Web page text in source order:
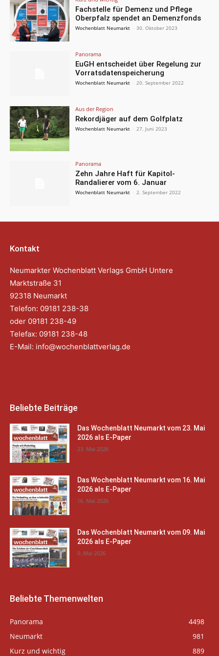
Fachstelle für Demenz und Pflege
Oberpfalz spendet an Demenzfonds
Wochenblatt Neumarkt - 30. Oktober 2023
Panorama
EuGH entscheidet über Regelung zur
Vorratsdatenspeicherung
Wochenblatt Neumarkt - 20. September 2022
Aus der Region
Rekordjäger auf dem Golfplatz
Wochenblatt Neumarkt - 27. Juni 2023
Panorama
Zehn Jahre Haft für Kapitol-
Randalierer vom 6. Januar
Wochenblatt Neumarkt - 2. September 2022
Kontakt
Neumarkter Wochenblatt Verlags GmbH Untere
Marktstraße 31
92318 Neumarkt
Telefon: 09181 238-38
oder 09181 238-49
Telefax: 09181 238-48
E-Mail: info@wochenblattverlag.de
Beliebte Beiträge
Das Wochenblatt Neumarkt vom 23. Mai
2026 als E-Paper
23. Mai 2026
Das Wochenblatt Neumarkt vom 16. Mai
2026 als E-Paper
16. Mai 2026
Das Wochenblatt Neumarkt vom 09. Mai
2026 als E-Paper
9. Mai 2026
Beliebte Themenwelten
Panorama
4498
Neumarkt
981
Kurz und wichtig
889